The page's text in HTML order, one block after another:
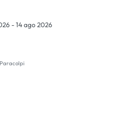
- 14 ago 2026
Paracolpi